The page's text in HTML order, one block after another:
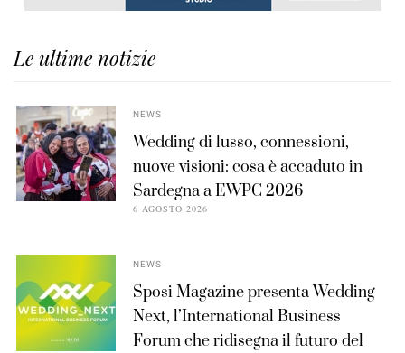
Le ultime notizie
NEWS
Wedding di lusso, connessioni,
nuove visioni: cosa è accaduto in
Sardegna a EWPC 2026
6 AGOSTO 2026
NEWS
Sposi Magazine presenta Wedding
Next, l’International Business
Forum che ridisegna il futuro del